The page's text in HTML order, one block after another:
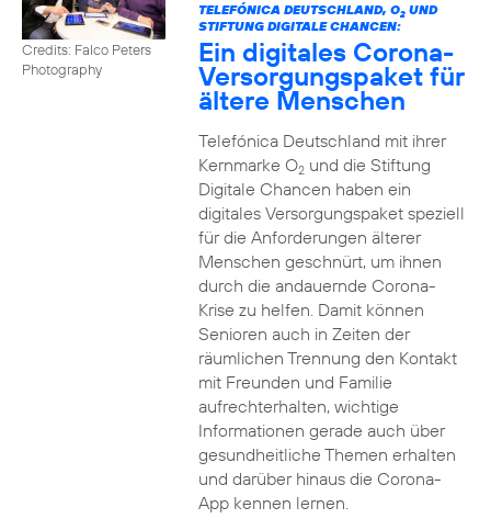
Credits: Falco Peters
Photography
TELEFÓNICA DEUTSCHLAND, O2UND
STIFTUNG DIGITALE CHANCEN:
Ein digitales Corona-
Versorgungspaket für
ältere Menschen
Telefónica Deutschland mit ihrer
Kernmarke O2und die Stiftung
Digitale Chancen haben ein
digitales Versorgungspaket speziell
für die Anforderungen älterer
Menschen geschnürt, um ihnen
durch die andauernde Corona-
Krise zu helfen. Damit können
Senioren auch in Zeiten der
räumlichen Trennung den Kontakt
mit Freunden und Familie
aufrechterhalten, wichtige
Informationen gerade auch über
gesundheitliche Themen erhalten
und darüber hinaus die Corona-
App kennen lernen.